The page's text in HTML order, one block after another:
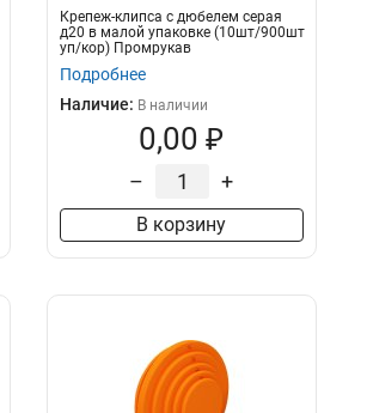
Крепеж-клипса с дюбелем серая
д20 в малой упаковке (10шт/900шт
уп/кор) Промрукав
Подробнее
Наличие: В наличии
0,00 ₽
– +
В корзину